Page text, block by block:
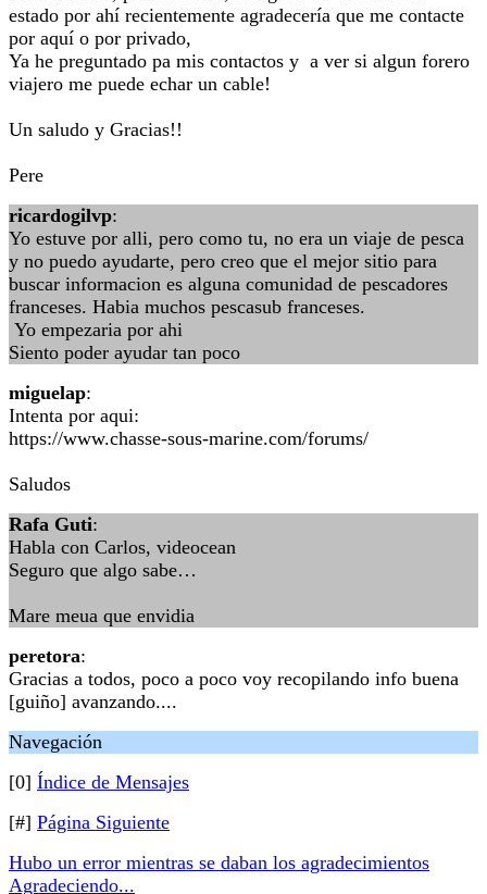
estado por ahí recientemente agradecería que me contacte
por aquí o por privado,
Ya he preguntado pa mis contactos y a ver si algun forero
viajero me puede echar un cable!
Un saludo y Gracias!!
Pere
ricardogilvp:
Yo estuve por alli, pero como tu, no era un viaje de pesca
y no puedo ayudarte, pero creo que el mejor sitio para
buscar informacion es alguna comunidad de pescadores
franceses. Habia muchos pescasub franceses.
Yo empezaria por ahi
Siento poder ayudar tan poco
miguelap:
Intenta por aqui:
https://www.chasse-sous-marine.com/forums/
Saludos
Rafa Guti:
Habla con Carlos, videocean
Seguro que algo sabe…
Mare meua que envidia
peretora:
Gracias a todos, poco a poco voy recopilando info buena
[guiño] avanzando....
Navegación
[0] Índice de Mensajes
[#] Página Siguiente
Hubo un error mientras se daban los agradecimientos
Agradeciendo...